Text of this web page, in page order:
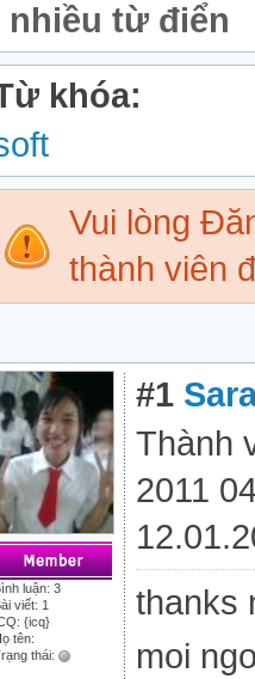
nhiều từ điển
khóa:
Vui lòng
thành viên
luận: 3
viết: 1
{icq}
tên:
thái:
#1
Thành
2011
thanks
moi